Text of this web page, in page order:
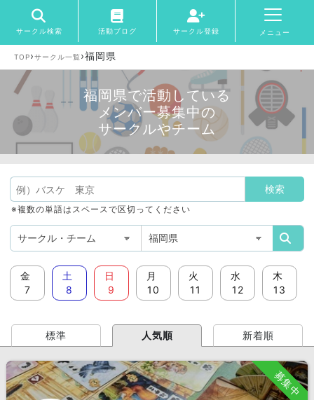
サークル検索 活動ブログ サークル登録 メニュー
TOP›サークル一覧 ›福岡県
福岡県で活動している
メンバー募集中の
サークルやチーム
※複数の単語はスペースで区切ってください
金
7
土
8
日
9
月
10
火
11
水
12
木
13
標準 人気順 新着順
募集中